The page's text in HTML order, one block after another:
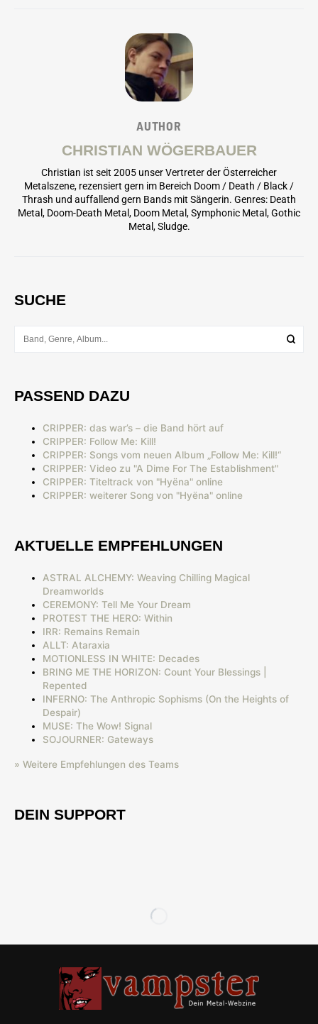
AUTHOR
CHRISTIAN WÖGERBAUER
Christian ist seit 2005 unser Vertreter der Österreicher
Metalszene, rezensiert gern im Bereich Doom / Death / Black /
Thrash und auffallend gern Bands mit Sängerin. Genres: Death
Metal, Doom-Death Metal, Doom Metal, Symphonic Metal, Gothic
Metal, Sludge.
SUCHE
PASSEND DAZU
CRIPPER: das war’s – die Band hört auf
CRIPPER: Follow Me: Kill!
CRIPPER: Songs vom neuen Album „Follow Me: Kill!“
CRIPPER: Video zu "A Dime For The Establishment"
CRIPPER: Titeltrack von "Hyëna" online
CRIPPER: weiterer Song von "Hyëna" online
AKTUELLE EMPFEHLUNGEN
ASTRAL ALCHEMY: Weaving Chilling Magical
Dreamworlds
CEREMONY: Tell Me Your Dream
PROTEST THE HERO: Within
IRR: Remains Remain
ALLT: Ataraxia
MOTIONLESS IN WHITE: Decades
BRING ME THE HORIZON: Count Your Blessings |
Repented
INFERNO: The Anthropic Sophisms (On the Heights of
Despair)
MUSE: The Wow! Signal
SOJOURNER: Gateways
» Weitere Empfehlungen des Teams
DEIN SUPPORT